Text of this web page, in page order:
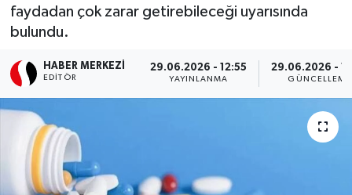
faydadan çok zarar getirebileceği uyarısında
bulundu.
HABER MERKEZI
EDITÖR
29.06.2026 - 12:55
YAYINLANMA
29.06.2026 -
GÜNCELLEME
Eğitim
Ekonomi
Eleman
Emlak
Gündem
Haber Arşivi